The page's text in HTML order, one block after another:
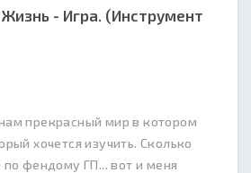
- Игра. (Инструмент
прекрасный мир в котором
хочется изучить. Сколько
по фендому ГП... вот и меня